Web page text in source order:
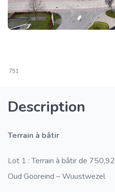
751
Description
terrain à bâtir
Lot 1 : Terrain à bâtir de
Oud Gooreind – Wuustwezel